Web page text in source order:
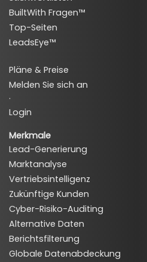
BuiltWith Fragen™
Top-Seiten
LeadsEye™
Pläne & Preise
Melden Sie sich an
·
Login
Merkmale
Lead-Generierung
Marktanalyse
Vertriebsintelligenz
Zukünftige Kunden
Cyber-Risiko-Auditing
Alternative Daten
Berichtsfilterung
Globale Datenabdeckung